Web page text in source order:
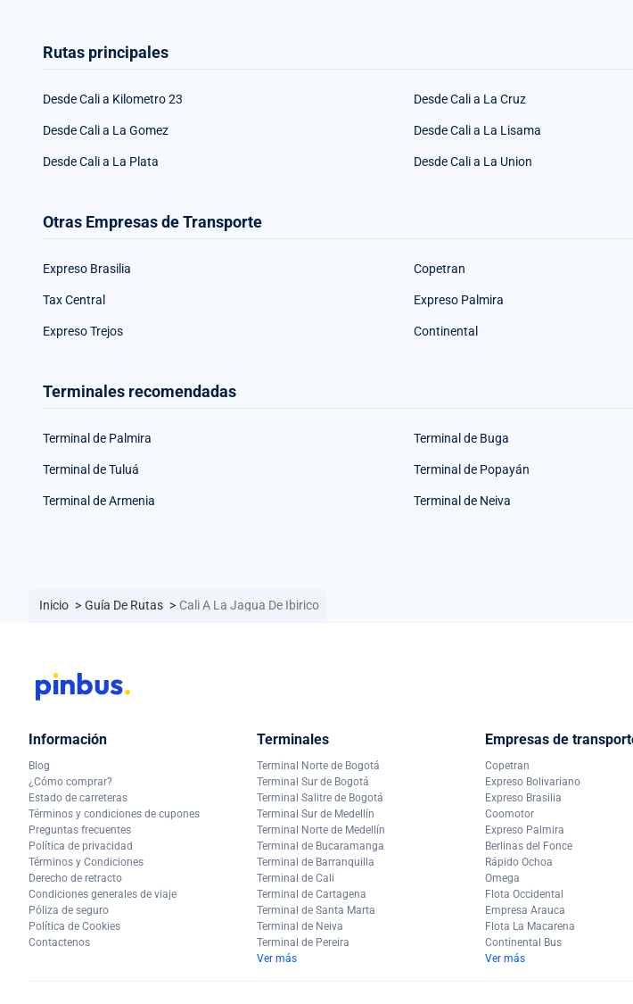
Rutas principales
Desde Cali a Kilometro 23 Desde Cali a La Cruz
Desde Cali a La Gomez Desde Cali a La Lisama
Desde Cali a La Plata Desde Cali a La Union
Otras Empresas de Transporte
Expreso Brasilia Copetran
Tax Central Expreso Palmira
Expreso Trejos Continental
Terminales recomendadas
Terminal de Palmira Terminal de Buga
Terminal de Tuluá Terminal de Popayán
Terminal de Armenia Terminal de Neiva
Inicio > Guía De Rutas > Cali A La Jagua De Ibirico
Información
Blog
¿Cómo comprar?
Estado de carreteras
Términos y condiciones de cupones
Preguntas frecuentes
Política de privacidad
Términos y Condiciones
Derecho de retracto
Condiciones generales de viaje
Póliza de seguro
Política de Cookies
Contactenos
Terminales
Terminal Norte de Bogotá
Terminal Sur de Bogotá
Terminal Salitre de Bogotá
Terminal Sur de Medellín
Terminal Norte de Medellín
Terminal de Bucaramanga
Terminal de Barranquilla
Terminal de Cali
Terminal de Cartagena
Terminal de Santa Marta
Terminal de Neiva
Terminal de Pereira
Ver más
Empresas de
Copetran
Expreso Bolivariano
Expreso Brasilia
Coomotor
Expreso Palmira
Berlinas del Fonce
Rápido Ochoa
Omega
Flota Occidental
Empresa Arauca
Flota La Macarena
Continental Bus
Ver más